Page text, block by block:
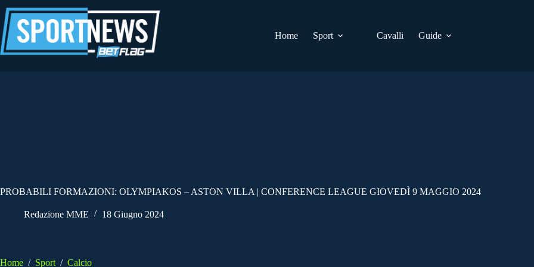
al
contenuto
Home
Sport Cavalli Guide
PROBABILI FORMAZIONI: OLYMPIAKOS – ASTON VILLA | CONFERENCE LEAGUE GIOVEDÌ 9 MAGGIO 2024
Redazione MME 18 Giugno 2024
Home / Sport / Calcio